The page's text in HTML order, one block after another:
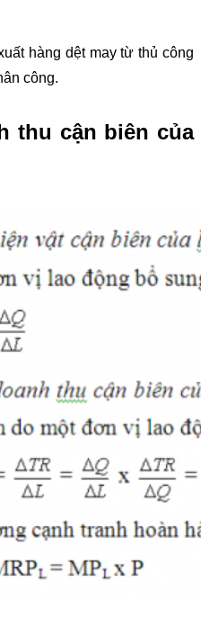
hàng dệt may từ thủ công
công.
thu cận biên của